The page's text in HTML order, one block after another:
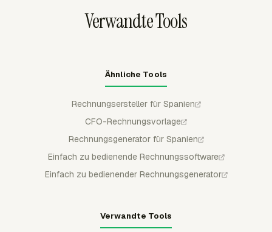
Datum oder einer anderen verfügbaren Aufschlüsselung
Verwandte Tools
Ähnliche Tools
Rechnungsersteller für Spanien
CFO-Rechnungsvorlage
Rechnungsgenerator für Spanien
Einfach zu bedienende Rechnungssoftware
Einfach zu bedienender Rechnungsgenerator
Verwandte Tools